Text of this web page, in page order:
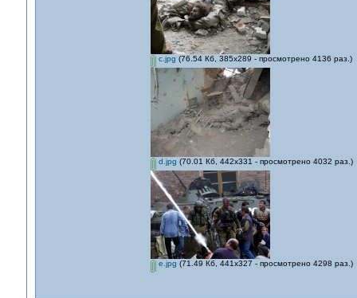
c.jpg (76.54 Кб, 385x289 - просмотрено 4136 раз.)
d.jpg (70.01 Кб, 442x331 - просмотрено 4032 раз.)
e.jpg (71.49 Кб, 441x327 - просмотрено 4298 раз.)